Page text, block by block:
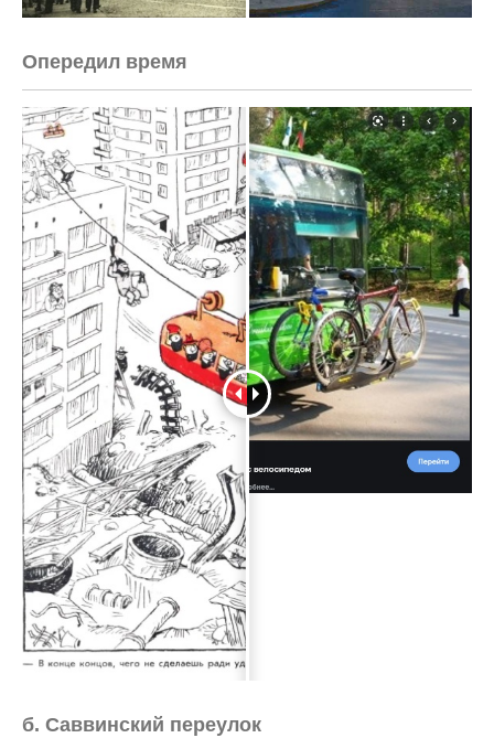
Опередил время
б. Саввинский переулок